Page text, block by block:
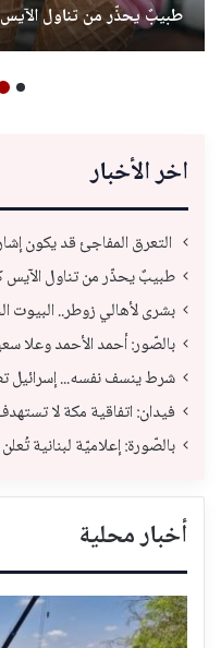
طبيبٌ يحذّر من تناول الآيس
اخر الأخبار
التعرق المفاجئ قد يكون
طبيبٌ يحذّر من تناول الآيس
بشرى لأهالي زوطر.. البيوت
بالصّور: أحمد الأحمد وعلا
شرط ينسف نفسه...
فيدان: اتفاقية مكة لا
بالصّورة: إعلاميّة لبنانية
أخبار محلية